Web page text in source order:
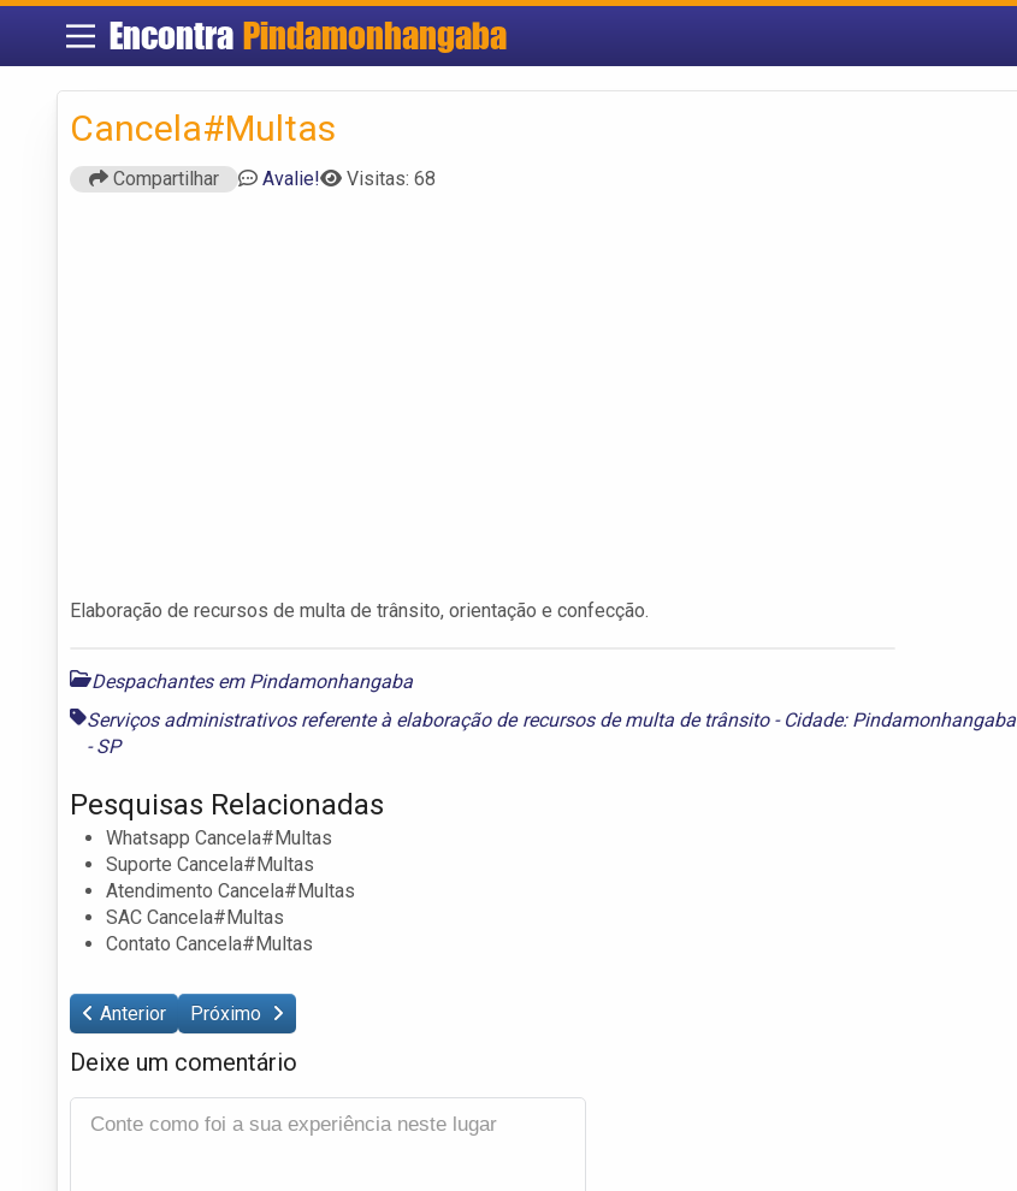
Encontra Pindamonhangaba
Cancela#Multas
Compartilhar Avalie! Visitas: 68
Elaboração de recursos de multa de trânsito, orientação e confecção.
Despachantes em Pindamonhangaba
Serviços administrativos referente à elaboração de recursos de multa de trânsito - Cidade: Pindamonhangaba
- SP
Pesquisas Relacionadas
Whatsapp Cancela#Multas
Suporte Cancela#Multas
Atendimento Cancela#Multas
SAC Cancela#Multas
Contato Cancela#Multas
Anterior Próximo
Deixe um comentário